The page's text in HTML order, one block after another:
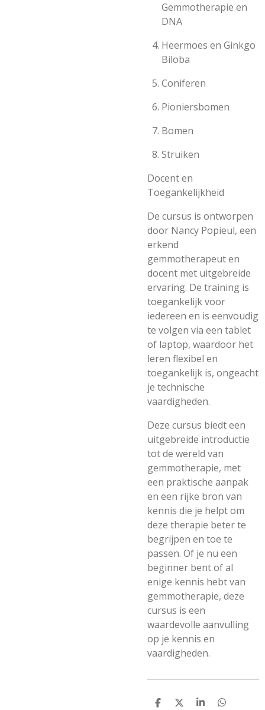
Gemmotherapie en
DNA
Heermoes en Ginkgo
Biloba
Coniferen
Pioniersbomen
Bomen
Struiken
Docent en
Toegankelijkheid
De cursus is ontworpen
door Nancy Popieul, een
erkend
gemmotherapeut en
docent met uitgebreide
ervaring. De training is
toegankelijk voor
iedereen en is eenvoudig
te volgen via een tablet
of laptop, waardoor het
leren flexibel en
toegankelijk is, ongeacht
je technische
vaardigheden.
Deze cursus biedt een
uitgebreide introductie
tot de wereld van
gemmotherapie, met
een praktische aanpak
en een rijke bron van
kennis die je helpt om
deze therapie beter te
begrijpen en toe te
passen. Of je nu een
beginner bent of al
enige kennis hebt van
gemmotherapie, deze
cursus is een
waardevolle aanvulling
op je kennis en
vaardigheden.
D
D
S
D